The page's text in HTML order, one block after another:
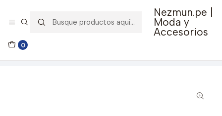
Nezmun.pe |
Moda y
Accesorios
0
🚚 Envío GRATIS por compras mayores a S/ 150